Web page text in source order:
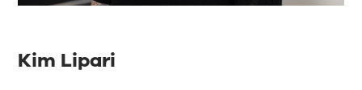
Kim Lipari